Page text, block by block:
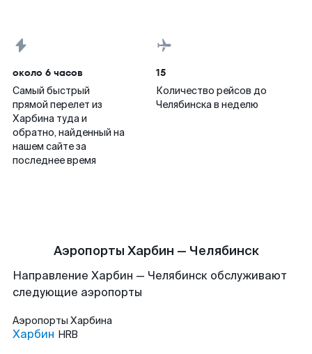
около 6 часов
Самый быстрый
прямой перелет из
Харбина туда и
обратно, найденный на
нашем сайте за
последнее время
15
Количество рейсов до
Челябинска в неделю
Аэропорты Харбин — Челябинск
Направление Харбин — Челябинск обслуживают
следующие аэропорты
Аэропорты Харбина
Харбин HRB